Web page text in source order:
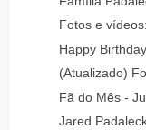
Fotos e
Happy
(Atualizado)
Fã do Mês -
Jared